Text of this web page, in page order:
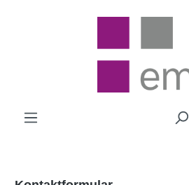
Zum Hauptinhalt springen